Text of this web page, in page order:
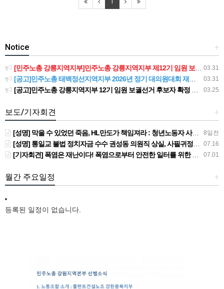
1
+
Notice
03.31
[민주노총 강릉지역지부]민주노총 강릉지역지부 제12기 임원 보궐선거결과 공고
03.31
[공고]민주노총 태백정선지역지부 2026년 정기 대의원대회 재소집 건
03.25
[공고]민주노총 강릉지역지부 12기 임원 보궐선거 후보자 확정 공고
+
보도/기자회견
8일전
[성명] 막을 수 있었던 죽음, HL만도가 책임져라 : 청년노동자 사망사고의 철저한 진상규명과 재발방지 대책 마련하라
07.16
[성명] 통일교 불법 정치자금 수수 권성동 의원직 상실, 사필귀정이다
07.01
[기자회견] 폭염은 재난이다! 폭염으로부터 안전한 일터를 위한 민주노총 강원지역본부 폭염감시단 선포 기자회견
+
월간 주요일정
등록된 일정이 없습니다.